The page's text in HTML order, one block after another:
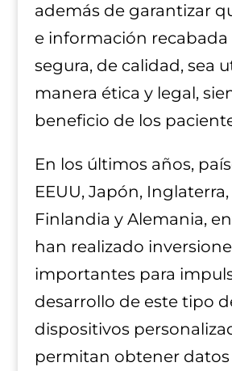
además de garantizar
e información recabada
segura, de calidad, sea
manera ética y legal,
beneficio de los
En los últimos años,
EEUU, Japón,
Finlandia y Alemania,
han realizado
importantes para
desarrollo de este tipo
dispositivos
permitan obtener datos